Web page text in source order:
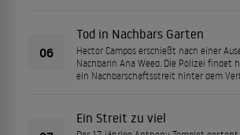
06
Tod in Nachbars Garten
Hector Campos erschießt nach einer
Nachbarin Ana Weed. Die Polizei findet
ein Nachbarschaftsstreit hinter dem
Ein Streit zu viel